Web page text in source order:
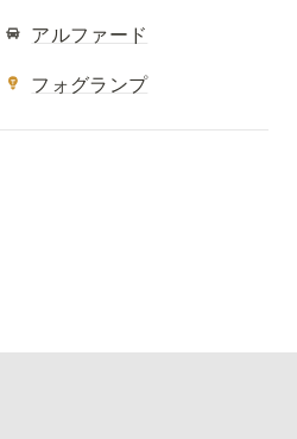
アルファード
フォグランプ